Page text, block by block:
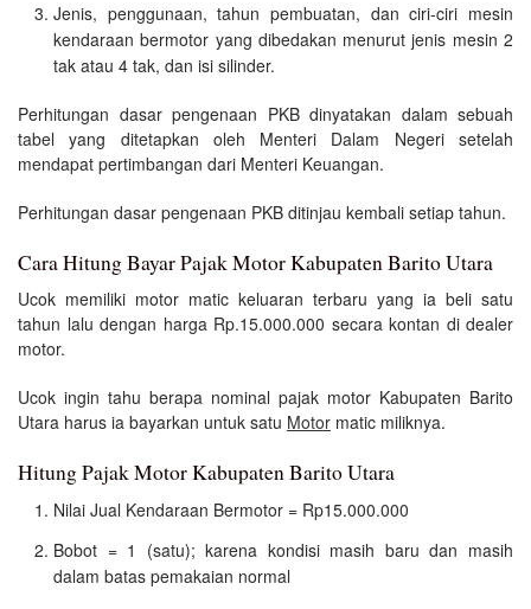
Jenis, penggunaan, tahun pembuatan, dan ciri-ciri mesin
kendaraan bermotor yang dibedakan menurut jenis mesin 2
tak atau 4 tak, dan isi silinder.
Perhitungan dasar pengenaan PKB dinyatakan dalam sebuah
tabel yang ditetapkan oleh Menteri Dalam Negeri setelah
mendapat pertimbangan dari Menteri Keuangan.
Perhitungan dasar pengenaan PKB ditinjau kembali setiap tahun.
Cara Hitung Bayar Pajak Motor Kabupaten Barito Utara
Ucok memiliki motor matic keluaran terbaru yang ia beli satu
tahun lalu dengan harga Rp.15.000.000 secara kontan di dealer
motor.
Ucok ingin tahu berapa nominal pajak motor Kabupaten Barito
Utara harus ia bayarkan untuk satu Motor matic miliknya.
Hitung Pajak Motor Kabupaten Barito Utara
Nilai Jual Kendaraan Bermotor = Rp15.000.000
Bobot = 1 (satu); karena kondisi masih baru dan masih
dalam batas pemakaian normal